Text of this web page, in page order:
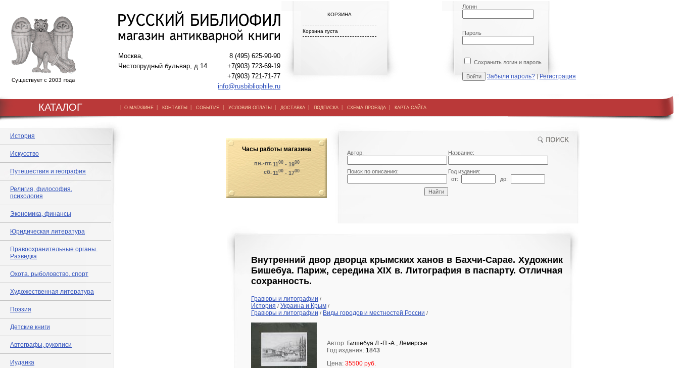
Москва,
Чистопрудный бульвар, д.14
8 (495) 625-90-90
+7(903) 723-69-19
+7(903) 721-71-77
info@rusbibliophile.ru
КОРЗИНА
Корзина пуста
Логин
Пароль
Сохранить логин и пароль
Забыли пароль? | Регистрация
КАТАЛОГ | О МАГАЗИНЕ | КОНТАКТЫ | СОБЫТИЯ | УСЛОВИЯ ОПЛАТЫ | ДОСТАВКА | ПОДПИСКА | СХЕМА ПРОЕЗДА | КАРТА САЙТА
История
Искусство
Путешествия и география
Религия, философия,
психология
Экономика, финансы
Юридическая литература
Правоохранительные органы.
Разведка
Охота, рыболовство, спорт
Художественная литература
Поэзия
Детские книги
Автографы, рукописи
Иудаика
Часы работы магазина
пн.-пт.1100 - 1900
сб.1100 - 1700
Автор: Название:
Поиск по описанию:
Год издания:
от:
до:
Внутренний двор дворца крымских ханов в Бахчи-Сарае. Художник
Бишебуа. Париж, середина XIX в. Литография в паспарту. Отличная
сохранность.
Гравюры и литографии /
История / Украина и Крым /
Гравюры и литографии / Виды городов и местностей России /
Автор: Бишебуа Л.-П.-А., Лемерсье.
Год издания: 1843
Цена: 35500 руб.